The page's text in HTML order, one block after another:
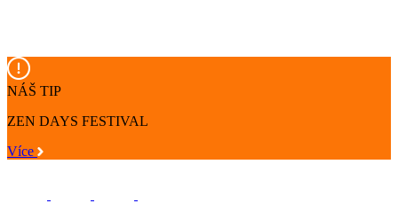
NÁŠ TIP
ZEN DAYS FESTIVAL
Více